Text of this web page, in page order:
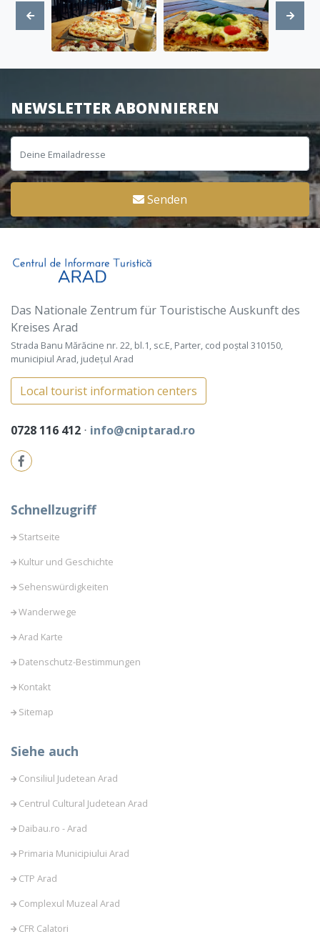
NEWSLETTER ABONNIEREN
Senden
Das Nationale Zentrum für Touristische Auskunft des
Kreises Arad
Strada Banu Mărăcine nr. 22, bl.1, sc.E, Parter, cod poștal 310150,
municipiul Arad, județul Arad
Local tourist information centers
0728 116 412 ⋅ info@cniptarad.ro
Schnellzugriff
Startseite
Kultur und Geschichte
Sehenswürdigkeiten
Wanderwege
Arad Karte
Datenschutz-Bestimmungen
Kontakt
Sitemap
Siehe auch
Consiliul Judetean Arad
Centrul Cultural Judetean Arad
Daibau.ro - Arad
Primaria Municipiului Arad
CTP Arad
Complexul Muzeal Arad
CFR Calatori